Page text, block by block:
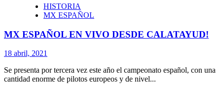
HISTORIA
MX ESPAÑOL
MX ESPAÑOL EN VIVO DESDE CALATAYUD!
18 abril, 2021
Se presenta por tercera vez este año el campeonato español, con una
cantidad enorme de pilotos europeos y de nivel...